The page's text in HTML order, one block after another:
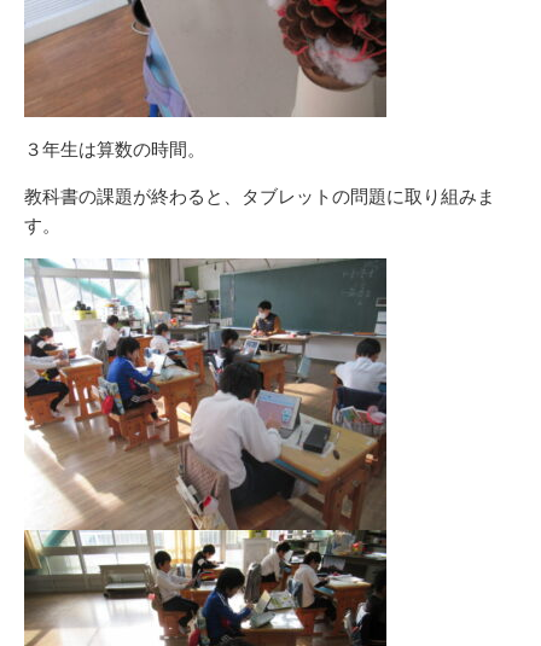
３年生は算数の時間。
教科書の課題が終わると、タブレットの問題に取り組みま
す。